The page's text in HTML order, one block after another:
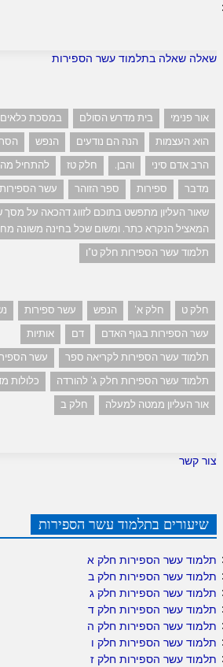
שאלה שאלה בתלמוד עשר הספירות
אור פנימי בית מדרש הסולם במסכת כלאים
הוא: העצמות
הנה הם נודעים הנפש
הרב אדם סיני
והבן. חלק טז להתחיל
מדבר
ספירות ספר הזוהר עשר
שאור העליון מתפשט בתוכם לזווג דהכאה על
המאציל הנקרא כתר. ומשום שכל בחינה משונה
תלמוד עשר הספירות חלק ט"ו
חלק ט חלק א' הנפש עשר ספירות
עשר הספירות בגוף האדם
דם
אותיות
תלמוד עשר הספירות לקריאה ספר
עשר
תלמוד עשר הספירות חלק ג' להורדה
כלולות
אור העליון ממטה למעלה
חלק ב
צור קשר
שיעורים בתלמוד עשר הספירות
תלמוד עשר הספירות חלק א
תלמוד עשר הספירות חלק ב
תלמוד עשר הספירות חלק ג
תלמוד עשר הספירות חלק ד
תלמוד עשר הספירות חלק ה
תלמוד עשר הספירות חלק ו
תלמוד עשר הספירות חלק ז